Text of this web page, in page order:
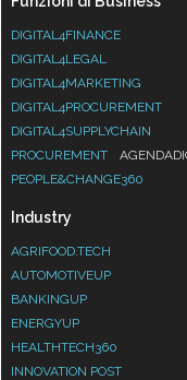
DIGITAL4FINANCE
DIGITAL4LEGAL
DIGITAL4MARKETING
DIGITAL4PROCUREMENT
DIGITAL4SUPPLYCHAIN
PROCUREMENT
PEOPLE&CHANGE360
Industry
AGRIFOOD.TECH
AUTOMOTIVEUP
BANKINGUP
ENERGYUP
HEALTHTECH360
INNOVATION POST